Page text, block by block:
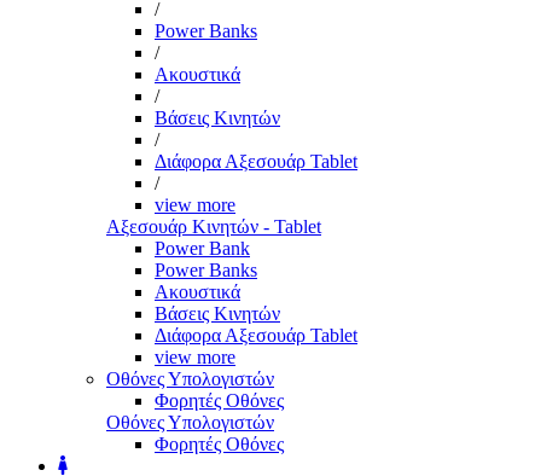
/
Power Banks
/
Ακουστικά
/
Βάσεις Κινητών
/
Διάφορα Αξεσουάρ Tablet
/
view more
Αξεσουάρ Κινητών - Tablet
Power Bank
Power Banks
Ακουστικά
Βάσεις Κινητών
Διάφορα Αξεσουάρ Tablet
view more
Οθόνες Υπολογιστών
Φορητές Οθόνες
Οθόνες Υπολογιστών
Φορητές Οθόνες